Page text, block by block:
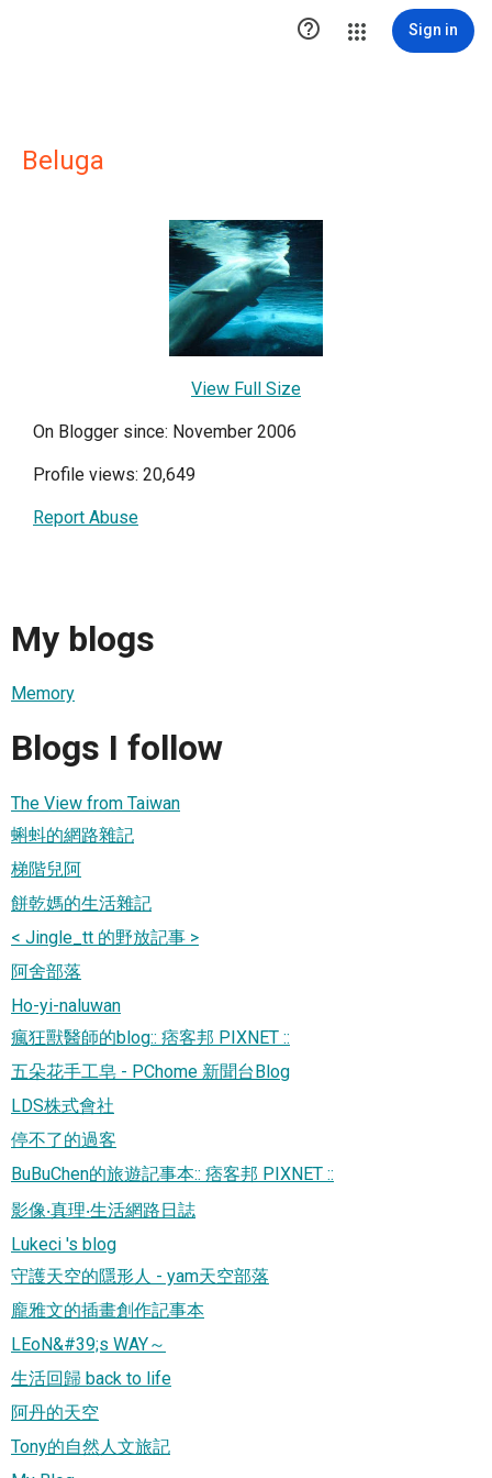
 Sign in
Beluga
View Full Size
On Blogger since: November 2006
Profile views: 20,649
Report Abuse
My blogs
Memory
Blogs I follow
The View from Taiwan
蝌蚪的網路雜記
梯階兒阿
餅乾媽的生活雜記
< Jingle_tt 的野放記事 >
阿舍部落
Ho-yi-naluwan
瘋狂獸醫師的blog:: 痞客邦 PIXNET ::
五朵花手工皂 - PChome 新聞台Blog
LDS株式會社
停不了的過客
BuBuChen的旅遊記事本:: 痞客邦 PIXNET ::
影像‧真理‧生活網路日誌
Lukeci 's blog
守護天空的隱形人 - yam天空部落
龐雅文的插畫創作記事本
LEoN&#39;s WAY～
生活回歸 back to life
阿丹的天空
Tony的自然人文旅記